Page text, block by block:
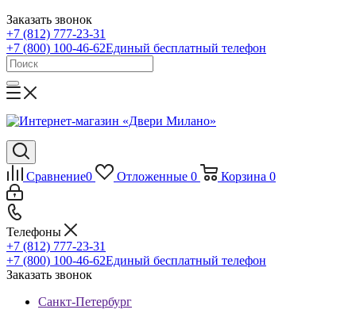
Заказать звонок
+7 (812) 777-23-31
+7 (800) 100-46-62Единый бесплатный телефон
Сравнение0 Отложенные 0 Корзина 0
Телефоны
+7 (812) 777-23-31
+7 (800) 100-46-62Единый бесплатный телефон
Заказать звонок
Санкт-Петербург